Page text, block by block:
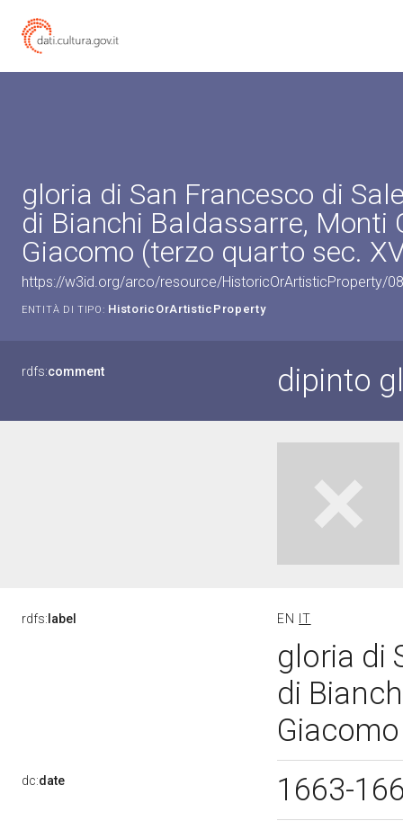
gloria di San Francesco di
di Bianchi Baldassarre, Monti
Giacomo (terzo quarto sec.
https://w3id.org/arco/resource/HistoricOrArtisticProperty/
ENTITÀ DI TIPO: HistoricOrArtisticProperty
rdfs:comment dipinto
rdfs: label EN IT
gloria di
di
dc:date 1663-